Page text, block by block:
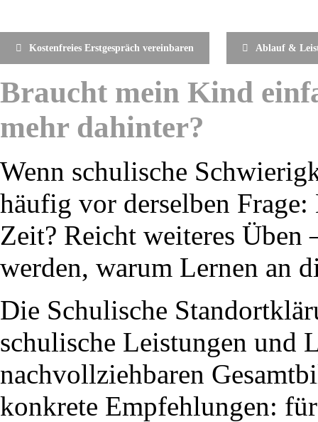
Kostenfreies Erstgespräch vereinbaren Ablauf &
Braucht mein Kind
mehr dahinter?
Wenn schulische
häufig vor derselben
Zeit? Reicht weiteres Üben
werden, warum Lernen an
Die Schulische
schulische Leistungen und
nachvollziehbaren
konkrete Empfehlungen: